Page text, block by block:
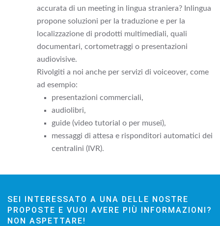
accurata di un meeting in lingua straniera? Inlingua
propone soluzioni per la traduzione e per la
localizzazione di prodotti multimediali, quali
documentari, cortometraggi o presentazioni
audiovisive.
Rivolgiti a noi anche per servizi di voiceover, come
ad esempio:
presentazioni commerciali,
audiolibri,
guide (video tutorial o per musei),
messaggi di attesa e risponditori automatici dei
centralini (IVR).
SEI INTERESSATO A UNA DELLE NOSTRE
PROPOSTE E VUOI AVERE PIÙ INFORMAZIONI?
NON ASPETTARE!